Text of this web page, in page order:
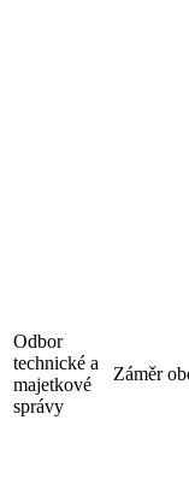
Odbor
technické a
majetkové
správy
Záměr